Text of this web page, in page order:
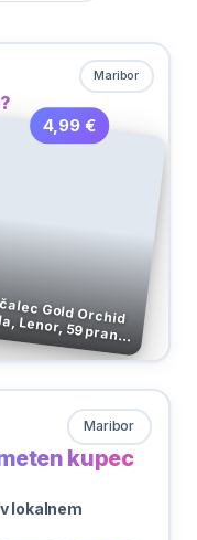
Maribor
4,99 €
Gold Orchid
Lenor, 59 pranj,
1,23 l
Maribor
kupec
lokalnem